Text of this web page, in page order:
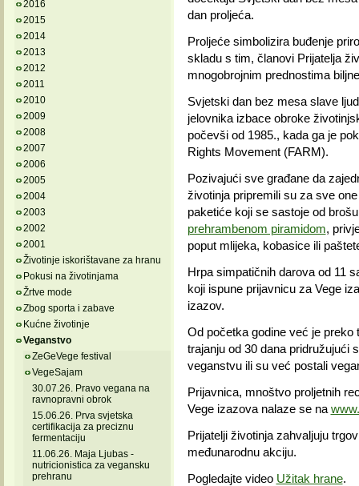
2016
2015
2014
2013
2012
2011
2010
2009
2008
2007
2006
2005
2004
2003
2002
2001
Životinje iskorištavane za hranu
Pokusi na životinjama
Žrtve mode
Zbog sporta i zabave
Kućne životinje
Veganstvo
ZeGeVege festival
VegeSajam
30.07.26. Pravo vegana na
ravnopravni obrok
15.06.26. Prva svjetska
certifikacija za preciznu
fermentaciju
11.06.26. Maja Ljubas -
nutricionistica za vegansku
prehranu
dan proljeća.
Proljeće simbolizira buđenje
skladu s tim, članovi Prijatelja
mnogobrojnim prednostima
Svjetski dan bez mesa slave
jelovnika izbace obroke
počevši od 1985., kada ga je
Rights Movement (FARM).
Pozivajući sve građane da
životinja pripremili su za sve
paketiće koji se sastoje od
prehrambenom piramidom,
poput mlijeka, kobasice ili
Hrpa simpatičnih darova od 11
koji ispune prijavnicu za Vege
izazov.
Od početka godine već je preko
trajanju od 30 dana pridružujući
veganstvu ili su već postali
Prijavnica, mnoštvo proljetnih
Vege izazova nalaze se na
Prijatelji životinja zahvaljuju
međunarodnu akciju.
Pogledajte video Užitak hrane.